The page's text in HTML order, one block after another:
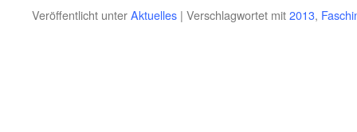
Veröffentlicht unterAktuelles | Verschlagwortet mit2013,